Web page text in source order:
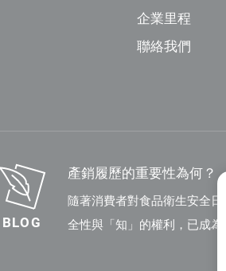
企業里程
聯絡我們
BLOG
產銷履歷的重要性為何？
隨著消費者對食品衛生安全
全性與「知」的權利，已成
性亦可作為食品安全管理之